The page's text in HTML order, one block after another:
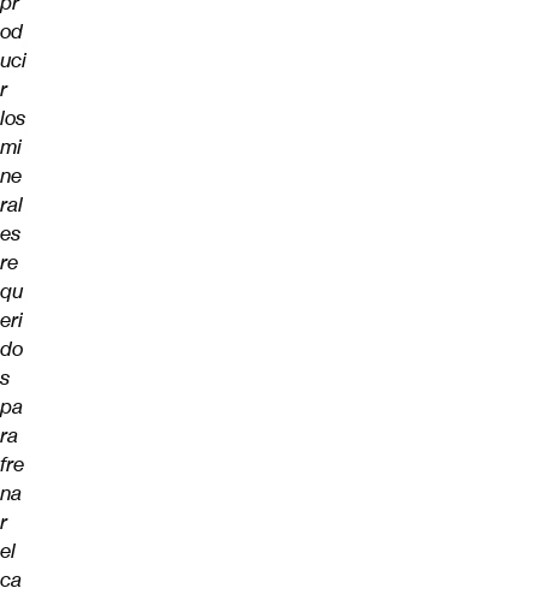
od
uci
r
los
mi
ne
ral
es
re
qu
eri
do
s
pa
ra
fre
na
r
el
ca